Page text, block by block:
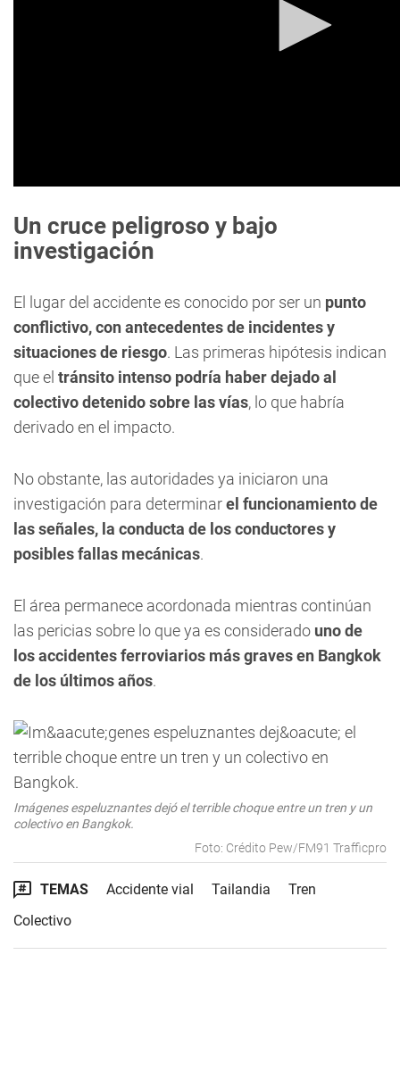
Un cruce peligroso y bajo
investigación
El lugar del accidente es conocido por ser un punto
conflictivo, con antecedentes de incidentes y
situaciones de riesgo. Las primeras hipótesis indican
que el tránsito intenso podría haber dejado al
colectivo detenido sobre las vías, lo que habría
derivado en el impacto.
No obstante, las autoridades ya iniciaron una
investigación para determinarel funcionamiento de
las señales, la conducta de los conductores y
posibles fallas mecánicas.
El área permanece acordonada mientras continúan
las pericias sobre lo que ya es considerado uno de
los accidentes ferroviarios más graves en Bangkok
de los últimos años.
Imágenes espeluznantes dejó el terrible choque entre un tren y un
colectivo en Bangkok.
Foto: Crédito Pew/FM91 Trafficpro
TEMAS Accidente vial Tailandia
Tren
Colectivo